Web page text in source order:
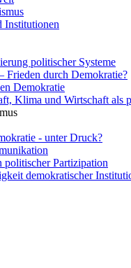
Institutionen
politischer Systeme
Frieden durch Demokratie?
Demokratie
Klima und Wirtschaft als
- unter Druck?
politischer Partizipation
demokratischer